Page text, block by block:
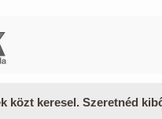
közt keresel. Szeretnéd